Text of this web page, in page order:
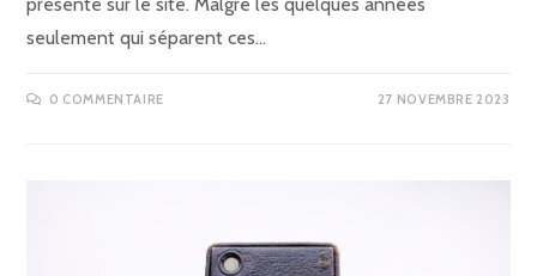
seulement qui séparent ces…
0 COMMENTAIRE 27 NOVEMBRE 2023